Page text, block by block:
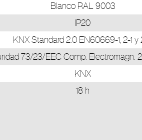
Blanco RAL 9003
IP20
KNX Standard 2.0 EN60669-1, 2-1 y
73/23/EEC Comp. Electromagn.
KNX
18 h